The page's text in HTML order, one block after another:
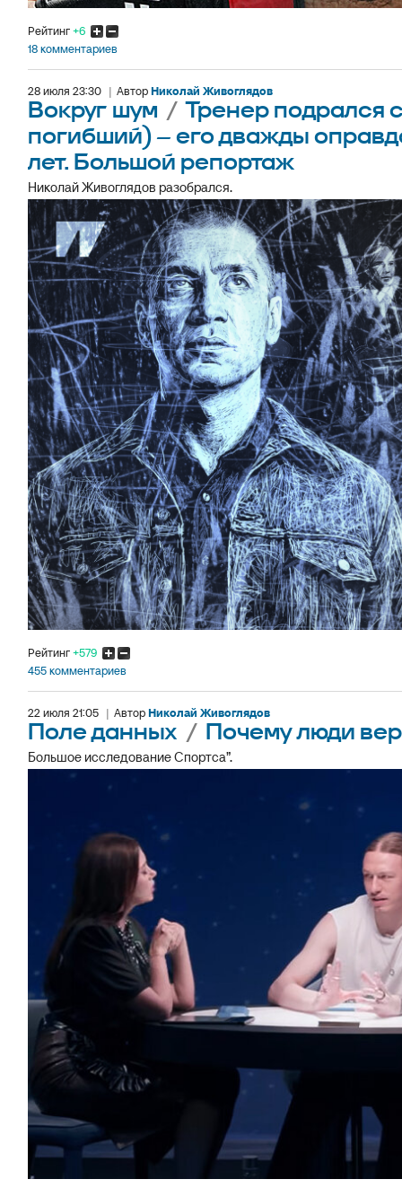
Рейтинг+6
18 комментариев
28 июля 23:30 | АвторНиколай Живоглядов
Вокруг шум / Тренер подрался
погибший) – его дважды
лет. Большой репортаж
Николай Живоглядов разобрался.
Рейтинг+579
455 комментариев
22 июля 21:05 | АвторНиколай Живоглядов
Поле данных / Почему люди
Большое исследование Спортса”.